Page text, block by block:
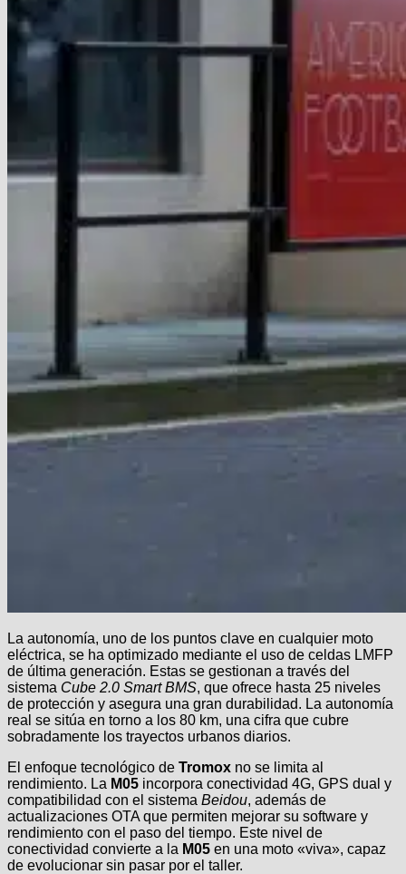
La autonomía, uno de los puntos clave en cualquier moto
eléctrica, se ha optimizado mediante el uso de celdas LMFP
de última generación. Estas se gestionan a través del
sistema Cube 2.0 Smart BMS, que ofrece hasta 25 niveles
de protección y asegura una gran durabilidad. La autonomía
real se sitúa en torno a los 80 km, una cifra que cubre
sobradamente los trayectos urbanos diarios.
El enfoque tecnológico de Tromox no se limita al
rendimiento. La M05 incorpora conectividad 4G, GPS dual y
compatibilidad con el sistema Beidou, además de
actualizaciones OTA que permiten mejorar su software y
rendimiento con el paso del tiempo. Este nivel de
conectividad convierte a la M05 en una moto «viva», capaz
de evolucionar sin pasar por el taller.